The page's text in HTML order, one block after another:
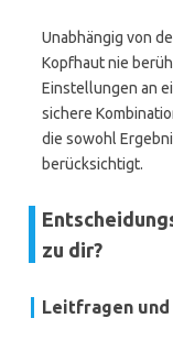
Unabhängig von
Kopfhaut nie
Einstellungen an
sichere
die sowohl
berücksichtigt.
zu dir?
Leitfragen